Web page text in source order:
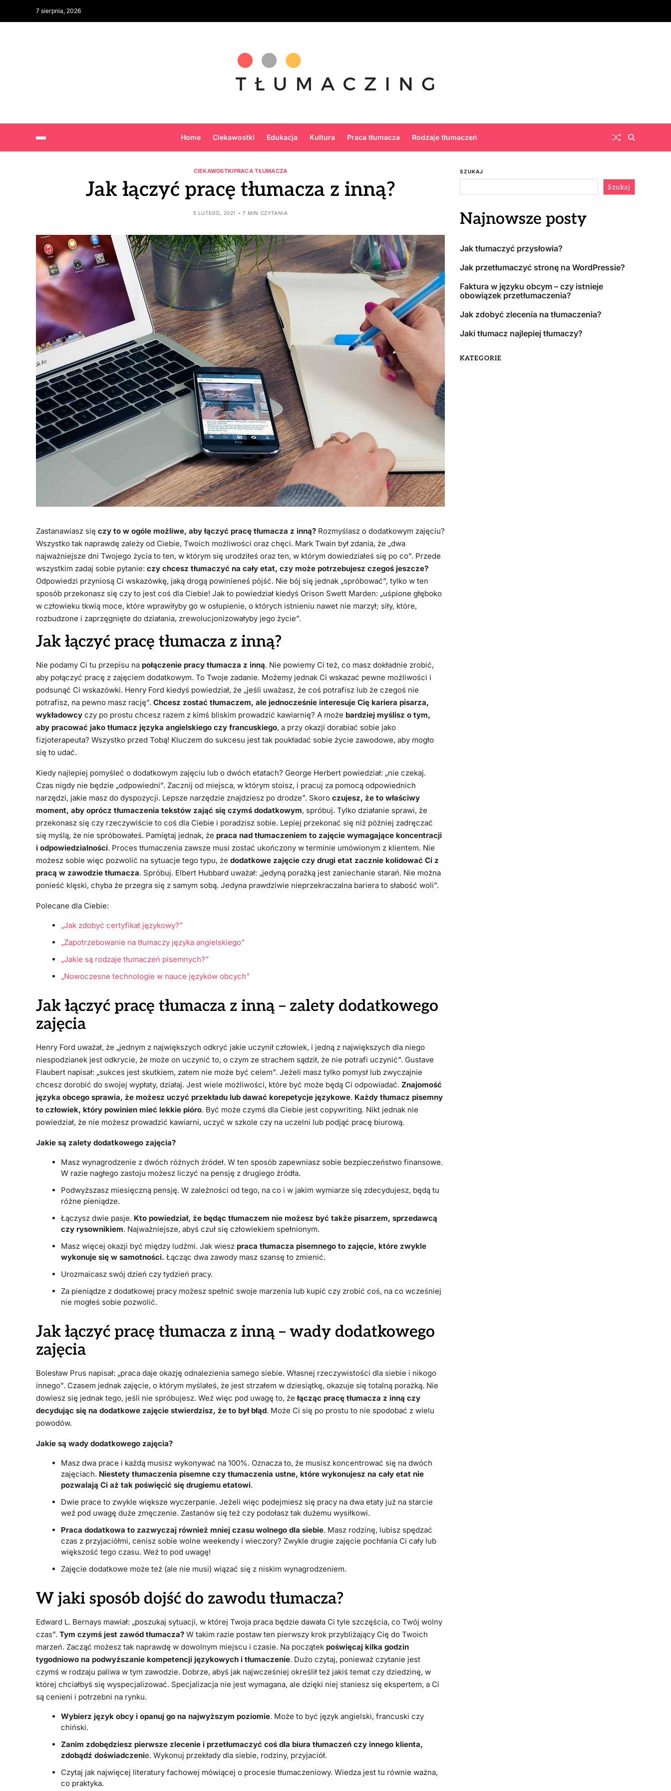
7 sierpnia, 2026
Home Ciekawostki Edukacja Kultura Praca tłumacza Rodzaje tłumaczeń
CIEKAWOSTKIPRACA TŁUMACZA
Jak łączyć pracę tłumacza z inną?
5 LUTEGO, 2021 7 MIN CZYTANIA
Zastanawiasz się czy to w ogóle możliwe, aby łączyć pracę tłumacza z inną? Rozmyślasz o dodatkowym zajęciu?
Wszystko tak naprawdę zależy od Ciebie, Twoich możliwości oraz chęci. Mark Twain był zdania, że „dwa
najważniejsze dni Twojego życia to ten, w którym się urodziłeś oraz ten, w którym dowiedziałeś się po co”. Przede
wszystkim zadaj sobie pytanie: czy chcesz tłumaczyć na cały etat, czy może potrzebujesz czegoś jeszcze?
Odpowiedzi przyniosą Ci wskazówkę, jaką drogą powinieneś pójść. Nie bój się jednak „spróbować”, tylko w ten
sposób przekonasz się czy to jest coś dla Ciebie! Jak to powiedział kiedyś Orison Swett Marden: „uśpione głęboko
w człowieku tkwią moce, które wprawiłyby go w osłupienie, o których istnieniu nawet nie marzył; siły, które,
rozbudzone i zaprzęgnięte do działania, zrewolucjonizowałyby jego życie”.
Jak łączyć pracę tłumacza z inną?
Nie podamy Ci tu przepisu na połączenie pracy tłumacza z inną. Nie powiemy Ci też, co masz dokładnie zrobić,
aby połączyć pracę z zajęciem dodatkowym. To Twoje zadanie. Możemy jednak Ci wskazać pewne możliwości i
podsunąć Ci wskazówki. Henry Ford kiedyś powiedział, że „jeśli uważasz, że coś potrafisz lub że czegoś nie
potrafisz, na pewno masz rację”. Chcesz zostać tłumaczem, ale jednocześnie interesuje Cię kariera pisarza,
wykładowcy czy po prostu chcesz razem z kimś bliskim prowadzić kawiarnię? A może bardziej myślisz o tym,
aby pracować jako tłumacz języka angielskiego czy francuskiego, a przy okazji dorabiać sobie jako
fizjoterapeuta? Wszystko przed Tobą! Kluczem do sukcesu jest tak poukładać sobie życie zawodowe, aby mogło
się to udać.
Kiedy najlepiej pomyśleć o dodatkowym zajęciu lub o dwóch etatach? George Herbert powiedział: „nie czekaj.
Czas nigdy nie będzie „odpowiedni”. Zacznij od miejsca, w którym stoisz, i pracuj za pomocą odpowiednich
narzędzi, jakie masz do dyspozycji. Lepsze narzędzie znajdziesz po drodze”. Skoro czujesz, że to właściwy
moment, aby oprócz tłumaczenia tekstów zająć się czymś dodatkowym, spróbuj. Tylko działanie sprawi, że
przekonasz się czy rzeczywiście to coś dla Ciebie i poradzisz sobie. Lepiej przekonać się niż później zadręczać
się myślą, że nie spróbowałeś. Pamiętaj jednak, że praca nad tłumaczeniem to zajęcie wymagające koncentracji
i odpowiedzialności. Proces tłumaczenia zawsze musi zostać ukończony w terminie umówionym z klientem. Nie
możesz sobie więc pozwolić na sytuacje tego typu, że dodatkowe zajęcie czy drugi etat zacznie kolidować Ci z
pracą w zawodzie tłumacza. Spróbuj. Elbert Hubbard uważał: „jedyną porażką jest zaniechanie starań. Nie można
ponieść klęski, chyba że przegra się z samym sobą. Jedyna prawdziwie nieprzekraczalna bariera to słabość woli”.
Polecane dla Ciebie:
„Jak zdobyć certyfikat językowy?”
„Zapotrzebowanie na tłumaczy języka angielskiego”
„Jakie są rodzaje tłumaczeń pisemnych?”
„Nowoczesne technologie w nauce języków obcych”
Jak łączyć pracę tłumacza z inną – zalety dodatkowego
zajęcia
Henry Ford uważał, że „jednym z największych odkryć jakie uczynił człowiek, i jedną z największych dla niego
niespodzianek jest odkrycie, że może on uczynić to, o czym ze strachem sądził, że nie potrafi uczynić”. Gustave
Flaubert napisał: „sukces jest skutkiem, zatem nie może być celem”. Jeżeli masz tylko pomysł lub zwyczajnie
chcesz dorobić do swojej wypłaty, działaj. Jest wiele możliwości, które być może będą Ci odpowiadać. Znajomość
języka obcego sprawia, że możesz uczyć przekładu lub dawać korepetycje językowe. Każdy tłumacz pisemny
to człowiek, który powinien mieć lekkie pióro. Być może czymś dla Ciebie jest copywriting. Nikt jednak nie
powiedział, że nie możesz prowadzić kawiarni, uczyć w szkole czy na uczelni lub podjąć pracę biurową.
Jakie są zalety dodatkowego zajęcia?
Masz wynagrodzenie z dwóch różnych źródeł. W ten sposób zapewniasz sobie bezpieczeństwo finansowe.
W razie nagłego zastoju możesz liczyć na pensję z drugiego źródła.
Podwyższasz miesięczną pensję. W zależności od tego, na co i w jakim wymiarze się zdecydujesz, będą tu
różne pieniądze.
Łączysz dwie pasje. Kto powiedział, że będąc tłumaczem nie możesz być także pisarzem, sprzedawcą
czy rysownikiem. Najważniejsze, abyś czuł się człowiekiem spełnionym.
Masz więcej okazji być między ludźmi. Jak wiesz praca tłumacza pisemnego to zajęcie, które zwykle
wykonuje się w samotności. Łącząc dwa zawody masz szansę to zmienić.
Urozmaicasz swój dzień czy tydzień pracy.
Za pieniądze z dodatkowej pracy możesz spełnić swoje marzenia lub kupić czy zrobić coś, na co wcześniej
nie mogłeś sobie pozwolić.
Jak łączyć pracę tłumacza z inną – wady dodatkowego
zajęcia
Bolesław Prus napisał: „praca daje okazję odnalezienia samego siebie. Własnej rzeczywistości dla siebie i nikogo
innego”. Czasem jednak zajęcie, o którym myślałeś, że jest strzałem w dziesiątkę, okazuje się totalną porażką. Nie
dowiesz się jednak tego, jeśli nie spróbujesz. Weź więc pod uwagę to, że łącząc pracę tłumacza z inną czy
decydując się na dodatkowe zajęcie stwierdzisz, że to był błąd. Może Ci się po prostu to nie spodobać z wielu
powodów.
Jakie są wady dodatkowego zajęcia?
Masz dwa prace i każdą musisz wykonywać na 100%. Oznacza to, że musisz koncentrować się na dwóch
zajęciach. Niestety tłumaczenia pisemne czy tłumaczenia ustne, które wykonujesz na cały etat nie
pozwalają Ci aż tak poświęcić się drugiemu etatowi.
Dwie prace to zwykle większe wyczerpanie. Jeżeli więc podejmiesz się pracy na dwa etaty już na starcie
weź pod uwagę duże zmęczenie. Zastanów się też czy podołasz tak dużemu wysiłkowi.
Praca dodatkowa to zazwyczaj również mniej czasu wolnego dla siebie. Masz rodzinę, lubisz spędzać
czas z przyjaciółmi, cenisz sobie wolne weekendy i wieczory? Zwykle drugie zajęcie pochłania Ci cały lub
większość tego czasu. Weź to pod uwagę!
Zajęcie dodatkowe może też (ale nie musi) wiązać się z niskim wynagrodzeniem.
W jaki sposób dojść do zawodu tłumacza?
Edward L. Bernays mawiał: „poszukaj sytuacji, w której Twoja praca będzie dawała Ci tyle szczęścia, co Twój wolny
czas”. Tym czymś jest zawód tłumacza? W takim razie postaw ten pierwszy krok przybliżający Cię do Twoich
marzeń. Zacząć możesz tak naprawdę w dowolnym miejscu i czasie. Na początek poświęcaj kilka godzin
tygodniowo na podwyższanie kompetencji językowych i tłumaczenie. Dużo czytaj, ponieważ czytanie jest
czymś w rodzaju paliwa w tym zawodzie. Dobrze, abyś jak najwcześniej określił też jakiś temat czy dziedzinę, w
której chciałbyś się wyspecjalizować. Specjalizacja nie jest wymagana, ale dzięki niej staniesz się ekspertem, a Ci
są cenieni i potrzebni na rynku.
Wybierz język obcy i opanuj go na najwyższym poziomie. Może to być język angielski, francuski czy
chiński.
Zanim zdobędziesz pierwsze zlecenie i przetłumaczyć coś dla biura tłumaczeń czy innego klienta,
zdobądź doświadczenie. Wykonuj przekłady dla siebie, rodziny, przyjaciół.
Czytaj jak najwięcej literatury fachowej mówiącej o procesie tłumaczeniowy. Wiedza jest tu równie ważna,
co praktyka.
SZUKAJ
Szukaj
Najnowsze posty
Jak tłumaczyć przysłowia?
Jak przetłumaczyć stronę na WordPressie?
Faktura w języku obcym – czy istnieje
obowiązek przetłumaczenia?
Jak zdobyć zlecenia na tłumaczenia?
Jaki tłumacz najlepiej tłumaczy?
KATEGORIE